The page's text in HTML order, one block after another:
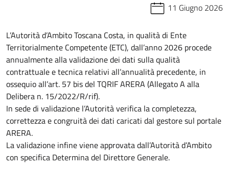
11 Giugno 2026
L’Autorità d’Ambito Toscana Costa, in qualità di Ente
Territorialmente Competente (ETC), dall’anno 2026 procede
annualmente alla validazione dei dati sulla qualità
contrattuale e tecnica relativi all’annualità precedente, in
ossequio all’art. 57 bis del TQRIF ARERA (Allegato A alla
Delibera n. 15/2022/R/rif).
In sede di validazione l’Autorità verifica la completezza,
correttezza e congruità dei dati caricati dal gestore sul portale
ARERA.
La validazione infine viene approvata dall’Autorità d’Ambito
con specifica Determina del Direttore Generale.